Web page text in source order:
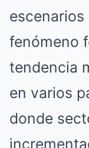
fenómeno
tendencia
en varios
donde